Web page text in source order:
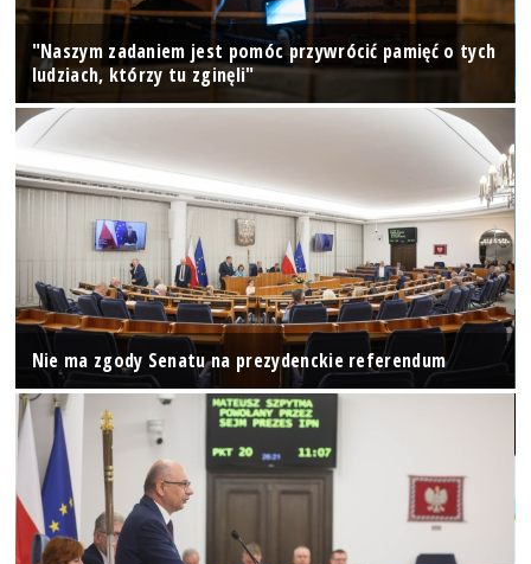
"Naszym zadaniem jest pomóc przywrócić pamięć o tych
ludziach, którzy tu zginęli"
Nie ma zgody Senatu na prezydenckie referendum